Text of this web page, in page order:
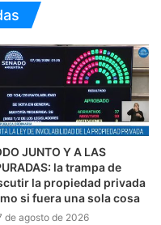
JUNTO Y A LAS
la trampa de
la propiedad privada
si fuera una sola cosa
de agosto de 2026